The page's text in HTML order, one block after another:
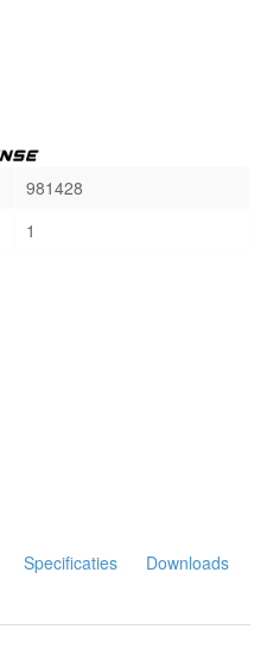
981428
1
Specificaties
Downloads